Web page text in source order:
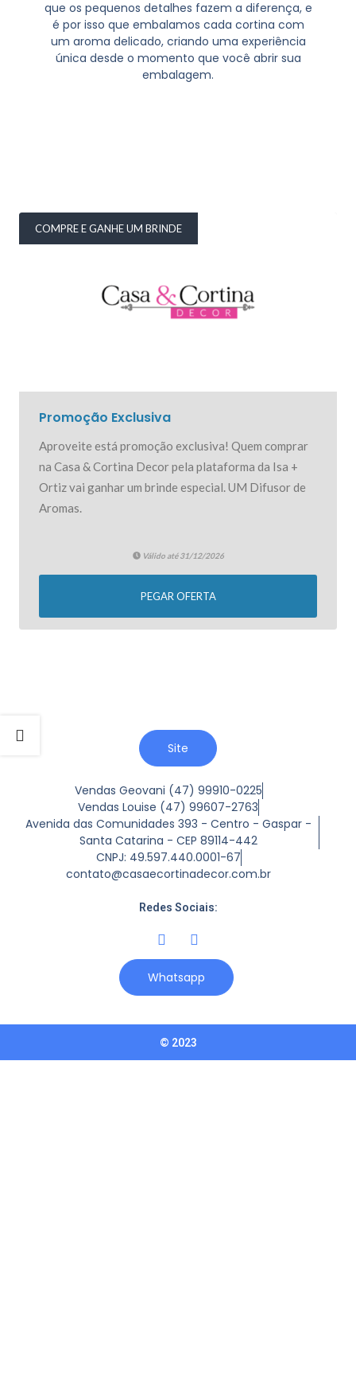
que os pequenos detalhes fazem a diferença, e
é por isso que embalamos cada cortina com
um aroma delicado, criando uma experiência
única desde o momento que você abrir sua
embalagem.
COMPRE E GANHE UM BRINDE
Promoção Exclusiva
Aproveite está promoção exclusiva! Quem comprar
na Casa & Cortina Decor pela plataforma da Isa +
Ortiz vai ganhar um brinde especial. UM Difusor de
Aromas.
Válido até 31/12/2026
PEGAR OFERTA
Site
Vendas Geovani (47) 99910-0225
Vendas Louise (47) 99607-2763
Avenida das Comunidades 393 - Centro - Gaspar -
Santa Catarina - CEP 89114-442
CNPJ: 49.597.440.0001-67
contato@casaecortinadecor.com.br
Redes Sociais:
Whatsapp
© 2023